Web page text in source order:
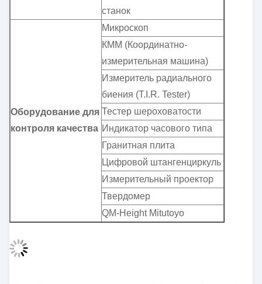
станок
Оборудование для
контроля качества
Микроскоп
КММ (Координатно-
измерительная машина)
Измеритель радиального
биения (T.I.R. Tester)
Тестер шероховатости
Индикатор часового типа
Гранитная плита
Цифровой штангенциркуль
Измерительный проектор
Твердомер
QM-Height Mitutoyo